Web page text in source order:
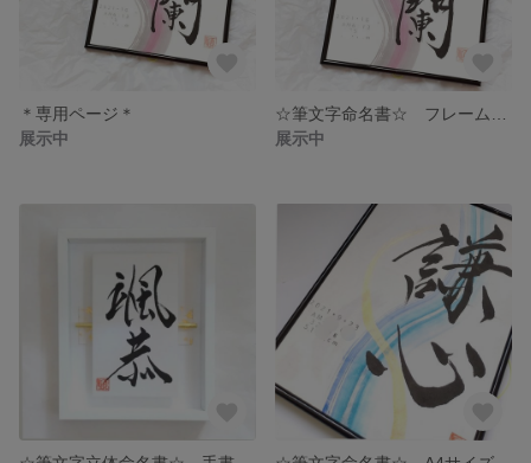
＊専用ページ＊
展示中
展示中